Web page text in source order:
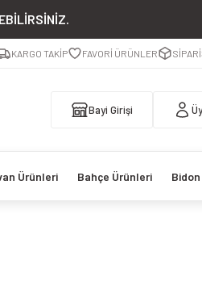
KARGO TAKİP FAVORİ ÜRÜNLER
Bayi Girişi
Ürünleri Bahçe Ürünleri